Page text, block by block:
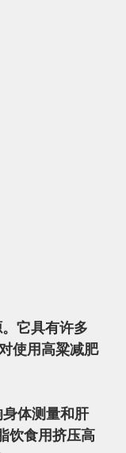
使用高粱减肥
饮食用挤压高